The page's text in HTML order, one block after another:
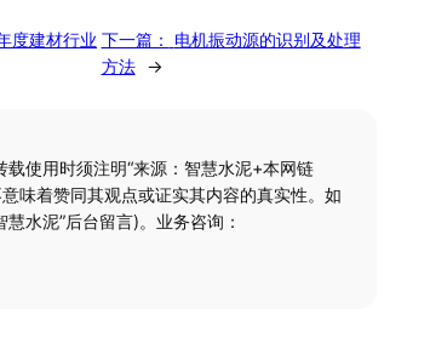
度建材行业 下一篇：
电机振动源的识别及处理
方法
→
使用时须注明“来源：智慧水泥+本网链
味着赞同其观点或证实其内容的真实性。如
水泥”后台留言)。业务咨询：